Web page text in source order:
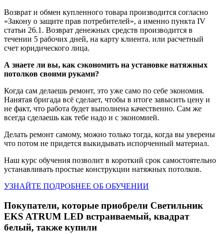
Возврат и обмен купленного товара производится согласно
«Закону о защите прав потребителей», а именно пункта IV
статьи 26.1. Возврат денежных средств производится в
течении 5 рабочих дней, на карту клиента. или расчетный
счет юридического лица.
А знаете ли вы, как сэкономить на установке натяжных
потолков своими руками?
Когда сам делаешь ремонт, это уже само по себе экономия.
Нанятая бригада всё сделает, чтобы в итоге завысить цену и
не факт, что работа будет выполнена качественно. Сам же
всегда сделаешь как тебе надо и с экономией.
Делать ремонт самому, можно только тогда, когда вы уверены
что потом не придется выкидывать испорченный материал.
Наш курс обучения позволит в короткий срок самостоятельно
устанавливать простые конструкции натяжных потолков.
УЗНАЙТЕ ПОДРОБНЕЕ ОБ ОБУЧЕНИИ
Покупатели, которые приобрели Светильник
EKS ATRUM LED встраиваемый, квадрат
белый, также купили